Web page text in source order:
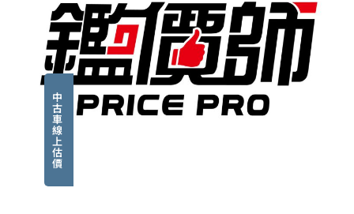
中
古
車
線
上
估
價